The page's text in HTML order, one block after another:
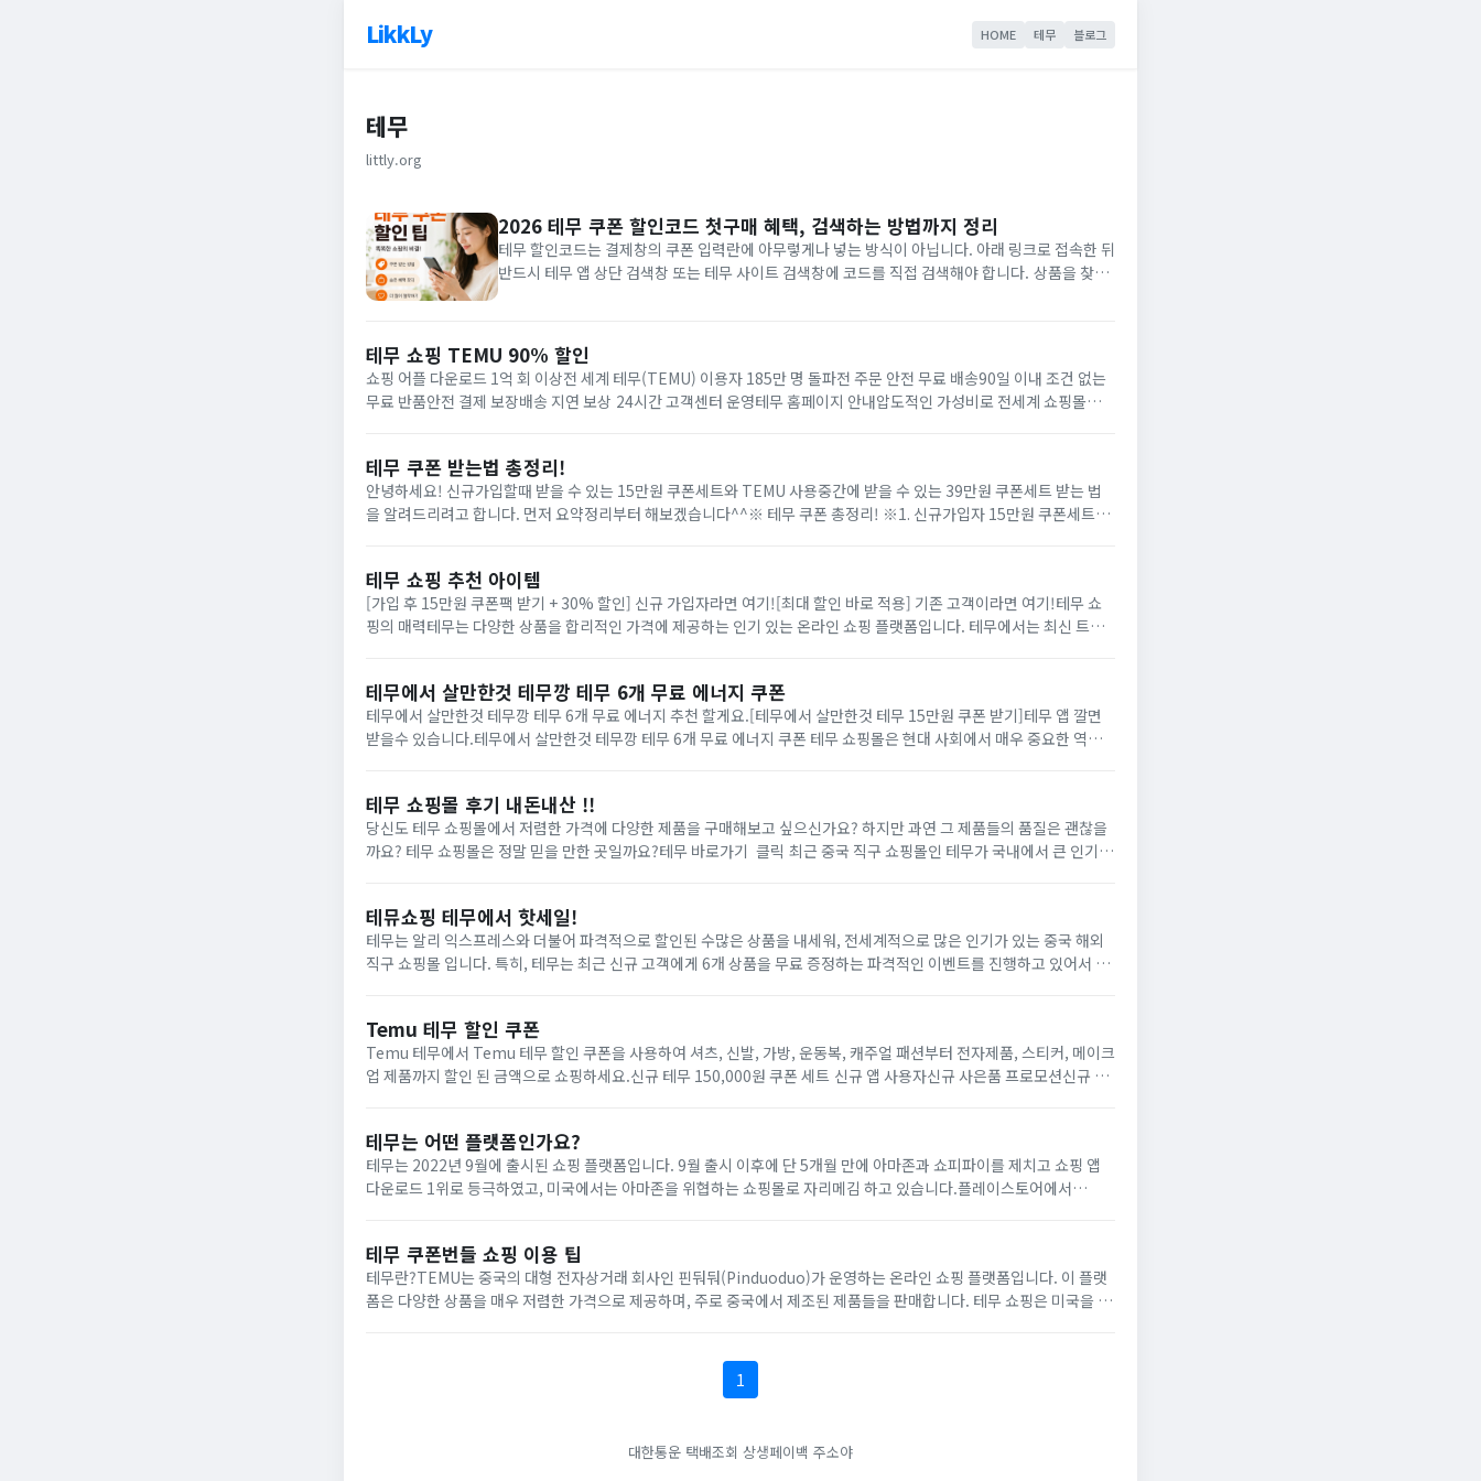
LikkLy HOME 테무 블로그
테무
littly.org
2026 테무 쿠폰 할인코드 첫구매 혜택, 검색하는 방법까지 정리
테무 할인코드는 결제창의 쿠폰 입력란에 아무렇게나 넣는 방식이 아닙니다. 아래 링크로 접속한 뒤
반드시 테무 앱 상단 검색창 또는 테무 사이트 검색창에 코드를 직접 검색해야 합니다. 상품을 찾을
테무 쇼핑 TEMU 90% 할인
쇼핑 어플 다운로드 1억 회 이상전 세계 테무(TEMU) 이용자 185만 명 돌파전 주문 안전 무료 배송90일 이내 조건 없는
무료 반품안전 결제 보장배송 지연 보상 24시간 고객센터 운영테무 홈페이지 안내압도적인 가성비로 전세계 쇼핑몰의
테무 쿠폰 받는법 총정리!
안녕하세요! 신규가입할때 받을 수 있는 15만원 쿠폰세트와 TEMU 사용중간에 받을 수 있는 39만원 쿠폰세트 받는 법
을 알려드리려고 합니다. 먼저 요약정리부터 해보겠습니다^^​​※ 테무 쿠폰 총정리! ※​1. 신규가입자 15만원 쿠폰세트위
테무 쇼핑 추천 아이템
[가입 후 15만원 쿠폰팩 받기 + 30% 할인] 신규 가입자라면 여기![최대 할인 바로 적용] 기존 고객이라면 여기!테무 쇼
핑의 매력테무는 다양한 상품을 합리적인 가격에 제공하는 인기 있는 온라인 쇼핑 플랫폼입니다. 테무에서는 최신 트렌
테무에서 살만한것 테무깡 테무 6개 무료 에너지 쿠폰
테무에서 살만한것 테무깡 테무 6개 무료 에너지 추천 할게요.​[테무에서 살만한것 테무 15만원 쿠폰 받기]​테무 앱 깔면
받을수 있습니다.​​​​테무에서 살만한것 테무깡 테무 6개 무료 에너지 쿠폰 테무 쇼핑몰은 현대 사회에서 매우 중요한 역할
테무 쇼핑몰 후기 내돈내산 !!
당신도 테무 쇼핑몰에서 저렴한 가격에 다양한 제품을 구매해보고 싶으신가요? 하지만 과연 그 제품들의 품질은 괜찮을
까요? 테무 쇼핑몰은 정말 믿을 만한 곳일까요?테무 바로가기 클릭 최근 중국 직구 쇼핑몰인 테무가 국내에서 큰 인기를
테뮤쇼핑 테무에서 핫세일!
테무는 알리 익스프레스와 더불어 파격적으로 할인된 수많은 상품을 내세워, 전세계적으로 많은 인기가 있는 중국 해외
직구 쇼핑몰 입니다. 특히, 테무는 최근 신규 고객에게 6개 상품을 무료 증정하는 파격적인 이벤트를 진행하고 있어서 화
Temu 테무 할인 쿠폰
Temu 테무에서 Temu 테무 할인 쿠폰을 사용하여 셔츠, 신발, 가방, 운동복, 캐주얼 패션부터 전자제품, 스티커, 메이크
업 제품까지 할인 된 금액으로 쇼핑하세요.신규 테무 150,000원 쿠폰 세트 신규 앱 사용자신규 사은품 프로모션신규 앱
테무는 어떤 플랫폼인가요?
테무는 2022년 9월에 출시된 쇼핑 플랫폼입니다. 9월 출시 이후에 단 5개월 만에 아마존과 쇼피파이를 제치고 쇼핑 앱
다운로드 1위로 등극하였고, 미국에서는 아마존을 위협하는 쇼핑몰로 자리메김 하고 있습니다.플레이스토어에서
테무 쿠폰번들 쇼핑 이용 팁
테무란?TEMU는 중국의 대형 전자상거래 회사인 핀둬둬(Pinduoduo)가 운영하는 온라인 쇼핑 플랫폼입니다. 이 플랫
폼은 다양한 상품을 매우 저렴한 가격으로 제공하며, 주로 중국에서 제조된 제품들을 판매합니다. 테무 쇼핑은 미국을 포
1
대한통운 택배조회 상생페이백 주소야